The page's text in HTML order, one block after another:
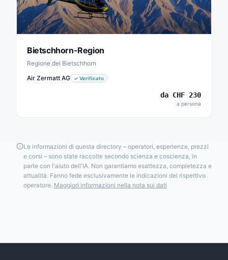
Bietschhorn-Region
Regione del Bietschhorn
Air Zermatt AG
✓ Verificato
da CHF 230
a persona
Le informazioni di questa directory – operatori, esperienze, prezzi
e corsi – sono state raccolte secondo scienza e coscienza, in
parte con l'aiuto dell'IA. Non garantiamo esattezza, completezza e
attualità. Fanno fede esclusivamente le indicazioni del rispettivo
operatore. Maggiori informazioni nella nota sui dati